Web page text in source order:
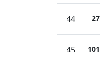
44 27
45 101